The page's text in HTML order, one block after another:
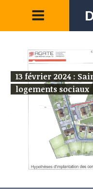
13 février 2024 :
logements sociaux